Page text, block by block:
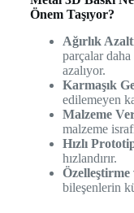
Önem Taşıyor?
Ağırlık
parçalar
azalıyor.
Karmaşık
edilemeyen
Malzeme
malzeme
Hızlı
hızlandırır.
Özelleştirme
bileşenlerin